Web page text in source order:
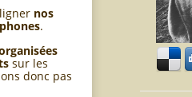
nos
.
sur les
donc pas